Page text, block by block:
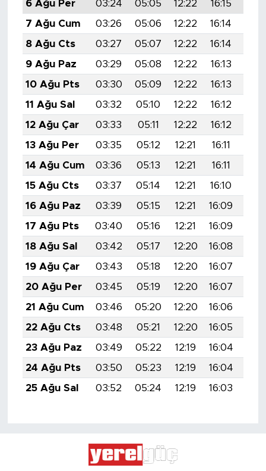
6 Ağu Per 03:24 05:05 12:22 16:15
7 Ağu Cum
03:26 05:06 12:22 16:14
8 Ağu Cts
03:27 05:07 12:22 16:14
9 Ağu Paz
03:29 05:08 12:22 16:13
10 Ağu Pts
03:30 05:09 12:22 16:13
11 Ağu Sal
03:32 05:10 12:22 16:12
12 Ağu Çar
03:33 05:11 12:22 16:12
13 Ağu Per
03:35 05:12 12:21 16:11
14 Ağu Cum
03:36 05:13 12:21 16:11
15 Ağu Cts
03:37 05:14 12:21 16:10
16 Ağu Paz
03:39 05:15 12:21 16:09
17 Ağu Pts
03:40 05:16 12:21 16:09
18 Ağu Sal
03:42 05:17 12:20 16:08
19 Ağu Çar
03:43 05:18 12:20 16:07
20 Ağu Per
03:45 05:19 12:20 16:07
21 Ağu Cum
03:46 05:20 12:20 16:06
22 Ağu Cts
03:48 05:21 12:20 16:05
23 Ağu Paz
03:49 05:22 12:19 16:04
24 Ağu Pts
03:50 05:23 12:19 16:04
25 Ağu Sal
03:52 05:24 12:19 16:03